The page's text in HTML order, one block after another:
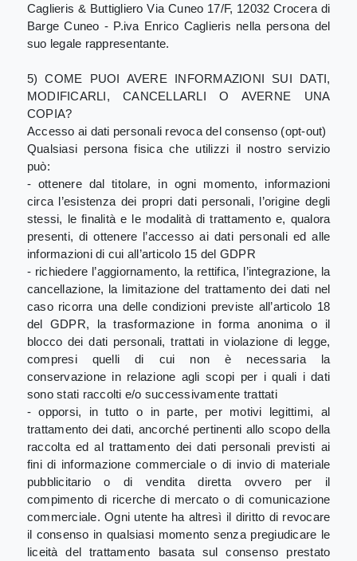
Caglieris & Buttigliero Via Cuneo 17/F, 12032 Crocera di
Barge Cuneo - P.iva Enrico Caglieris nella persona del
suo legale rappresentante.
5) COME PUOI AVERE INFORMAZIONI SUI DATI,
MODIFICARLI, CANCELLARLI O AVERNE UNA
COPIA?
Accesso ai dati personali revoca del consenso (opt-out)
Qualsiasi persona fisica che utilizzi il nostro servizio
può:
- ottenere dal titolare, in ogni momento, informazioni
circa l’esistenza dei propri dati personali, l’origine degli
stessi, le finalità e le modalità di trattamento e, qualora
presenti, di ottenere l’accesso ai dati personali ed alle
informazioni di cui all’articolo 15 del GDPR
- richiedere l’aggiornamento, la rettifica, l’integrazione, la
cancellazione, la limitazione del trattamento dei dati nel
caso ricorra una delle condizioni previste all’articolo 18
del GDPR, la trasformazione in forma anonima o il
blocco dei dati personali, trattati in violazione di legge,
compresi quelli di cui non è necessaria la
conservazione in relazione agli scopi per i quali i dati
sono stati raccolti e/o successivamente trattati
- opporsi, in tutto o in parte, per motivi legittimi, al
trattamento dei dati, ancorché pertinenti allo scopo della
raccolta ed al trattamento dei dati personali previsti ai
fini di informazione commerciale o di invio di materiale
pubblicitario o di vendita diretta ovvero per il
compimento di ricerche di mercato o di comunicazione
commerciale. Ogni utente ha altresì il diritto di revocare
il consenso in qualsiasi momento senza pregiudicare le
liceità del trattamento basata sul consenso prestato